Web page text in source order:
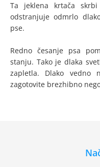
Ta jeklena krtača
odstranjuje odmrlo
pse.
Redno česanje psa
stanju. Tako je dlaka
zapletla. Dlako vedno
zagotovite brezhibno